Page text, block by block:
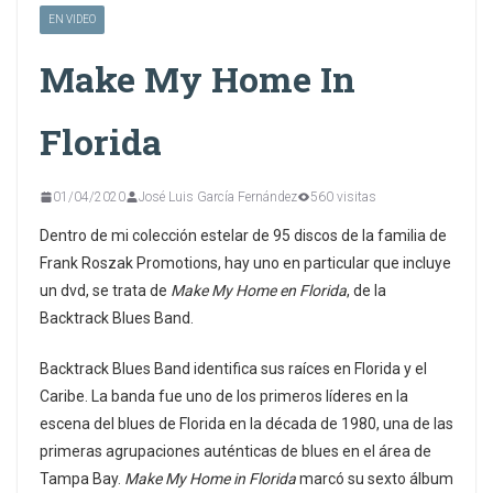
EN VIDEO
Make My Home In
Florida
01/04/2020 José Luis García Fernández 560 visitas
Dentro de mi colección estelar de 95 discos de la familia de
Frank Roszak Promotions, hay uno en particular que incluye
un dvd, se trata de Make My Home en Florida, de la
Backtrack Blues Band.
Backtrack Blues Band identifica sus raíces en Florida y el
Caribe. La banda fue uno de los primeros líderes en la
escena del blues de Florida en la década de 1980, una de las
primeras agrupaciones auténticas de blues en el área de
Tampa Bay. Make My Home in Floridamarcó su sexto álbum